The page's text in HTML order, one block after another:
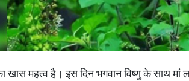
खास महत्व है। इस दिन भगवान विष्णु के साथ मां